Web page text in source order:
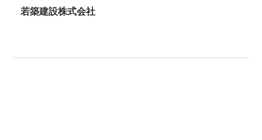
若築建設株式会社